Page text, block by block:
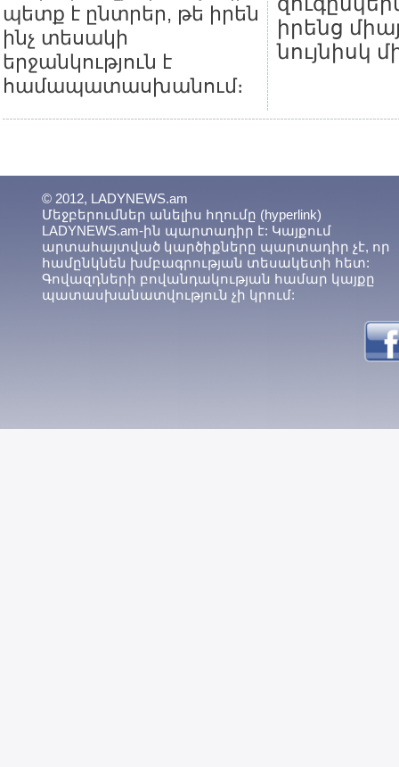
պետք է ընտրեր, թե իրեն
ինչ տեսակի
երջանկություն է
համապատասխանում։
իրենց
նույնիսկ
© 2012, LADYNEWS.am
Մեջբերումներ անելիս հղումը (hyperlink)
LADYNEWS.am-ին պարտադիր է: Կայքում
արտահայտված կարծիքները պարտադիր չէ, որ
համընկնեն խմբագրության տեսակետի հետ:
Գովազդների բովանդակության համար կայքը
պատասխանատվություն չի կրում: